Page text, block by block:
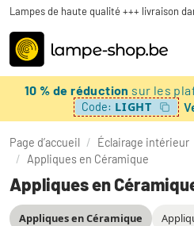
Lampes de haute qualité +++ livraison
10 % de réduction sur les
Code: LIGHT
Page d’accueil / Éclairage intérieur
/ Appliques en Céramique
Appliques en
Appliques en Céramique